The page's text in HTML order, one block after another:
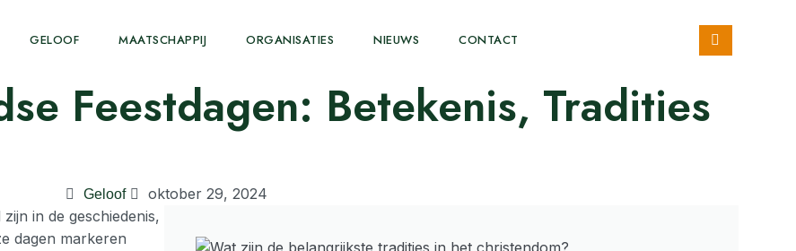
GELOOF MAATSCHAPPIJ ORGANISATIES NIEUWS CONTACT
Feestdagen: Betekenis, Tradities
Geloof
oktober 29, 2024
in de geschiedenis,
dagen markeren